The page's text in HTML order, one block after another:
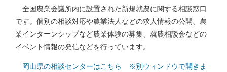
全国農業会議所内に設置された新規就農に関する相談窓口
です。個別の相談対応や農業法人などの求人情報の公開、農
業インターンシップなど農業体験の募集、就農相談会などの
イベント情報の発信などを行っています。
岡山県の相談センターはこちら
※別ウィンドウで開きま